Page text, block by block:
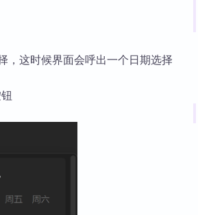
，这时候界面会呼出一个日期选择